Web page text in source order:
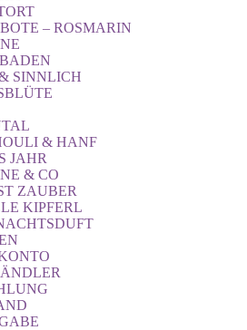
– ROSMARIN
SINNLICH
& HANF
JAHR
& CO
ZAUBER
KIPFERL